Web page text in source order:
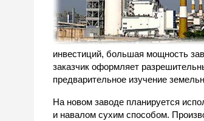
инвестиций, большая мощность
заказчик оформляет
предварительное изучение
На новом заводе планируется
и навалом сухим способом.